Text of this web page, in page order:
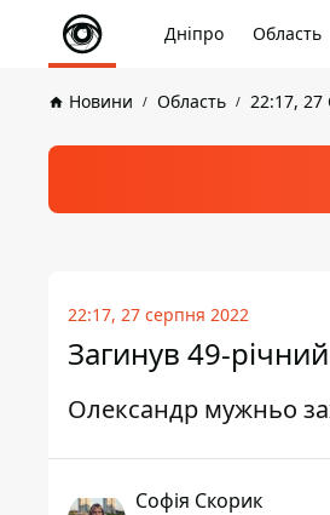
Дніпро Область
Новини Область 22:17, 27
22:17, 27 серпня 2022
Загинув 49-
Олександр мужньо
Софія Скорик